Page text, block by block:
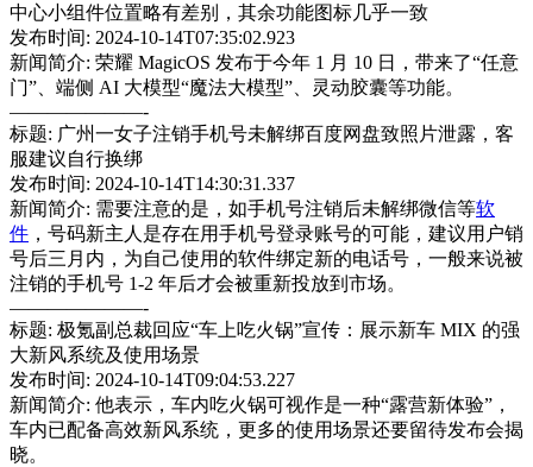
中心小组件位置略有差别，其余功能图标几乎一致
发布时间: 2024-10-14T07:35:02.923
新闻简介: 荣耀 MagicOS 发布于今年 1 月 10 日，带来了“任意
门”、端侧 AI 大模型“魔法大模型”、灵动胶囊等功能。
———————-
标题: 广州一女子注销手机号未解绑百度网盘致照片泄露，客
服建议自行换绑
发布时间: 2024-10-14T14:30:31.337
新闻简介: 需要注意的是，如手机号注销后未解绑微信等软
件 ，号码新主人是存在用手机号登录账号的可能，建议用户销
号后三月内，为自己使用的软件绑定新的电话号，一般来说被
注销的手机号 1-2 年后才会被重新投放到市场。
———————-
标题: 极氪副总裁回应“车上吃火锅”宣传：展示新车 MIX 的强
大新风系统及使用场景
发布时间: 2024-10-14T09:04:53.227
新闻简介: 他表示，车内吃火锅可视作是一种“露营新体验”，
车内已配备高效新风系统，更多的使用场景还要留待发布会揭
晓。